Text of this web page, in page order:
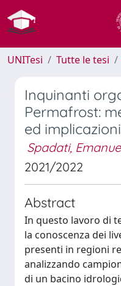
UNITesi Tutte le tesi
Inquinanti
Permafrost:
ed
Spadati,
2021/2022
Abstract
In questo lavoro di
la conoscenza dei
presenti in regioni
analizzando
di un bacino